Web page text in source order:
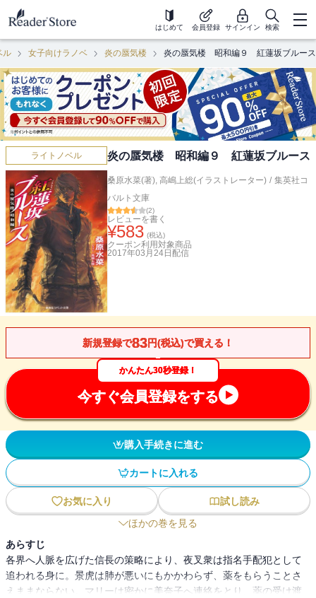
はじめて 会員登録 サインイン 検索
ル 女子向けラノベ 炎の蜃気楼 炎の蜃気楼 昭和編９ 紅蓮坂ブルース
ライトノベル 炎の蜃気楼 昭和編９ 紅蓮坂ブルース
桑原水菜(著), 高嶋上総(イラストレーター) / 集英社コ
バルト文庫
(2)
レビューを書く
¥583 (税込)
クーポン利用対象商品
2017年03月24日 配信
新規登録で83円(税込)で買える！
かんたん30秒登録！
今すぐ会員登録をする
購入手続きに進む
カートに入れる
お気に入り
試し読み
ほかの巻を見る
あらすじ
各界へ人脈を広げた信長の策略により、夜叉衆は指名手配犯として
追われる身に。景虎は肺が悪いにもかかわらず、薬をもらうことさ
えままならない。マリーは密かに美奈子へ連絡をとり、薬の受け渡